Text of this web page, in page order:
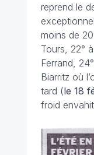
reprend le
moins de
Tours, 22°
Ferrand,
Biarritz où
tard (le 18
froid